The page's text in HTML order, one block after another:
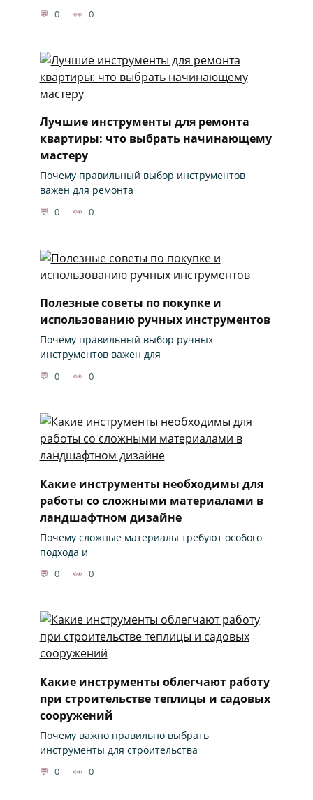
0 0
Лучшие инструменты для ремонта
квартиры: что выбрать начинающему
мастеру
Почему правильный выбор инструментов
важен для ремонта
0 0
Полезные советы по покупке и
использованию ручных инструментов
Почему правильный выбор ручных
инструментов важен для
0 0
Какие инструменты необходимы для
работы со сложными материалами в
ландшафтном дизайне
Почему сложные материалы требуют особого
подхода и
0 0
Какие инструменты облегчают работу
при строительстве теплицы и садовых
сооружений
Почему важно правильно выбрать
инструменты для строительства
0 0